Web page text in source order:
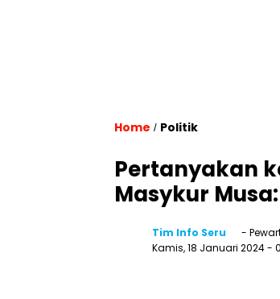
Home / Politik
Pertanyakan
Masykur
Tim Info Seru
-
Kamis, 18 Januari 2024-